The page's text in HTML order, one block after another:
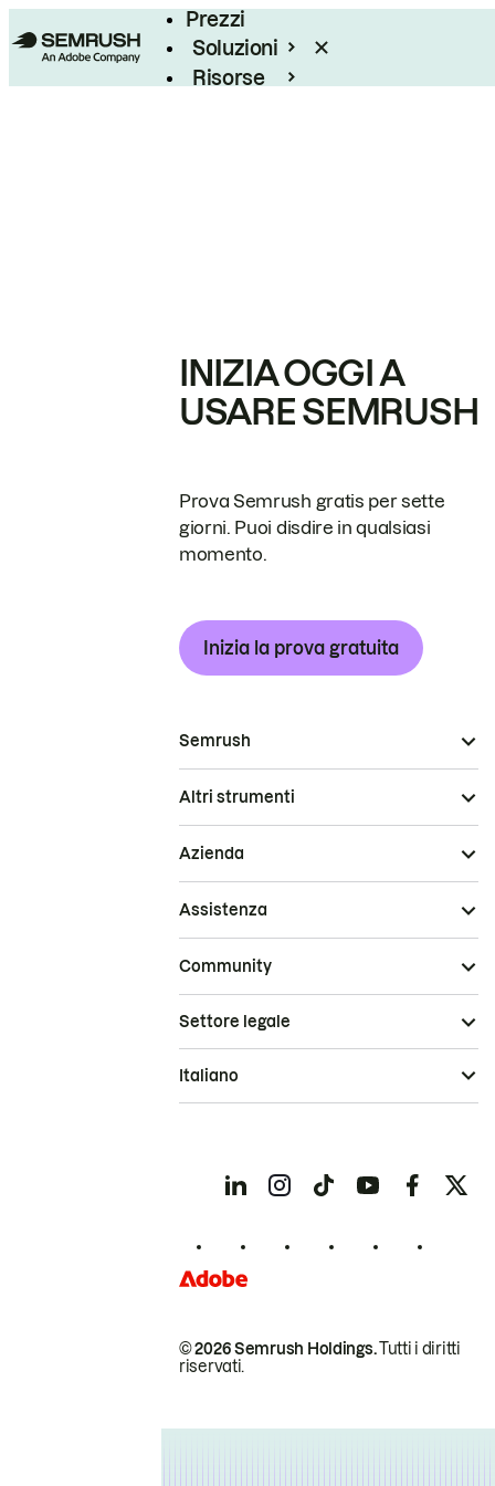
Prezzi
Soluzioni
Risorse
INIZIA OGGI A
USARE SEMRUSH
Prova Semrush gratis per sette
giorni. Puoi disdire in qualsiasi
momento.
Inizia la prova gratuita
Semrush
Altri strumenti
Azienda
Assistenza
Community
© 2026 Semrush Holdings.Tutti i diritti
riservati.
Settore legale
Italiano